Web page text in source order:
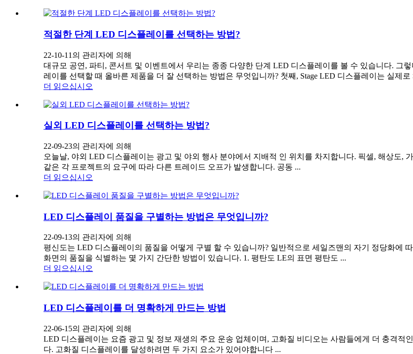
적절한 단계 LED 디스플레이를 선택하는 방법?
22-10-11의 관리자에 의해
대규모 공연, 파티, 콘서트 및 이벤트에서 우리는 종종 다양한 단계 LED 디스플레이를 볼 수 있습니다. 그
레이를 선택할 때 올바른 제품을 더 잘 선택하는 방법은 무엇입니까? 첫째, Stage LED 디스플레이는 실제
더 읽으십시오
실외 LED 디스플레이를 선택하는 방법?
22-09-23의 관리자에 의해
오늘날, 야외 LED 디스플레이는 광고 및 야외 행사 분야에서 지배적 인 위치를 차지합니다. 픽셀, 해상도,
같은 각 프로젝트의 요구에 따라 다른 트레이드 오프가 발생합니다. 공동 ...
더 읽으십시오
LED 디스플레이 품질을 구별하는 방법은 무엇입니까?
22-09-13의 관리자에 의해
평신도는 LED 디스플레이의 품질을 어떻게 구별 할 수 있습니까? 일반적으로 세일즈맨의 자기 정당화에
화면의 품질을 식별하는 몇 가지 간단한 방법이 있습니다. 1. 평탄도 LE의 표면 평탄도 ...
더 읽으십시오
LED 디스플레이를 더 명확하게 만드는 방법
22-06-15의 관리자에 의해
LED 디스플레이는 요즘 광고 및 정보 재생의 주요 운송 업체이며, 고화질 비디오는 사람들에게 더 충격적
다. 고화질 디스플레이를 달성하려면 두 가지 요소가 있어야합니다 ...